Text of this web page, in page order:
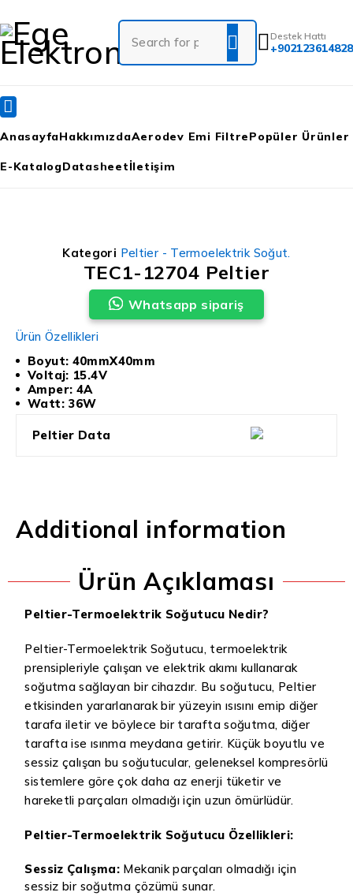
Destek Hattı
+902123614828
AnasayfaHakkımızdaAerodev Emi FiltrePopüler Ürünler
E-KatalogDatasheetİletişim
Kategori Peltier - Termoelektrik Soğut.
TEC1-12704 Peltier
Whatsapp sipariş
Ürün Özellikleri
Boyut: 40mmX40mm
Voltaj: 15.4V
Amper: 4A
Watt: 36W
Peltier Data
Additional information
Ürün Açıklaması
Peltier-Termoelektrik Soğutucu Nedir?
Peltier-Termoelektrik Soğutucu, termoelektrik
prensipleriyle çalışan ve elektrik akımı kullanarak
soğutma sağlayan bir cihazdır. Bu soğutucu, Peltier
etkisinden yararlanarak bir yüzeyin ısısını emip diğer
tarafa iletir ve böylece bir tarafta soğutma, diğer
tarafta ise ısınma meydana getirir. Küçük boyutlu ve
sessiz çalışan bu soğutucular, geleneksel kompresörlü
sistemlere göre çok daha az enerji tüketir ve
hareketli parçaları olmadığı için uzun ömürlüdür.
Peltier-Termoelektrik Soğutucu Özellikleri:
Sessiz Çalışma: Mekanik parçaları olmadığı için
sessiz bir soğutma çözümü sunar.